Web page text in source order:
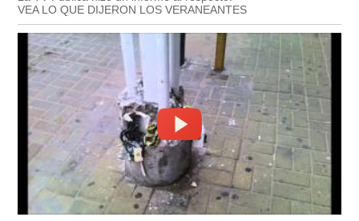
VEA LO QUE DIJERON LOS VERANEANTES